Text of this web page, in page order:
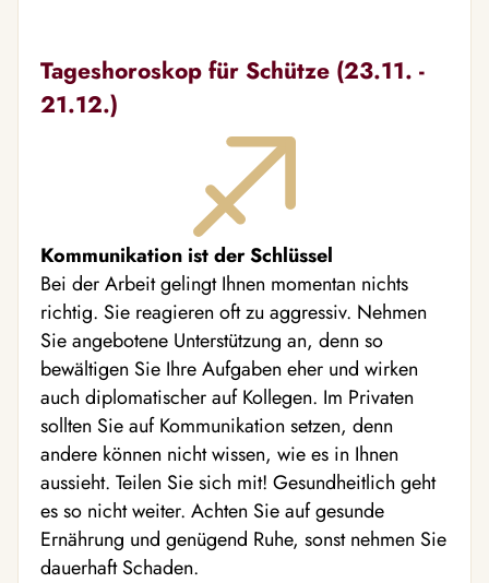
Tageshoroskop für Schütze (23.11. -
21.12.)
Kommunikation ist der Schlüssel
Bei der Arbeit gelingt Ihnen momentan nichts
richtig. Sie reagieren oft zu aggressiv. Nehmen
Sie angebotene Unterstützung an, denn so
bewältigen Sie Ihre Aufgaben eher und wirken
auch diplomatischer auf Kollegen. Im Privaten
sollten Sie auf Kommunikation setzen, denn
andere können nicht wissen, wie es in Ihnen
aussieht. Teilen Sie sich mit! Gesundheitlich geht
es so nicht weiter. Achten Sie auf gesunde
Ernährung und genügend Ruhe, sonst nehmen Sie
dauerhaft Schaden.